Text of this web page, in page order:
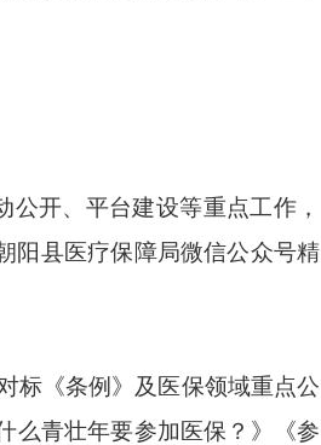
开、平台建设等重点工作，
阳县医疗保障局微信公众号精
标《条例》及医保领域重点公
什么青壮年要参加医保？》《参